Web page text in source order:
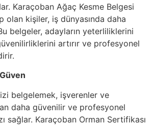
Karaçoban Ağaç Kesme Belgesi
olan kişiler, iş dünyasında daha
belgeler, adayların yeterliliklerini
artırır ve profesyonel
belgelemek, işverenler ve
daha güvenilir ve profesyonel
sağlar. Karaçoban Orman Sertifikası